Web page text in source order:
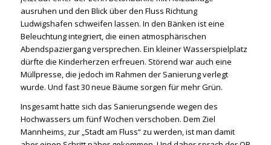
ausruhen und den Blick über den Fluss Richtung
Ludwigshafen schweifen lassen. In den Bänken ist eine
Beleuchtung integriert, die einen atmosphärischen
Abendspaziergang versprechen. Ein kleiner Wasserspielplatz
dürfte die Kinderherzen erfreuen. Störend war auch eine
Müllpresse, die jedoch im Rahmen der Sanierung verlegt
wurde. Und fast 30 neue Bäume sorgen für mehr Grün.
Insgesamt hatte sich das Sanierungsende wegen des
Hochwassers um fünf Wochen verschoben. Dem Ziel
Mannheims, zur „Stadt am Fluss“ zu werden, ist man damit